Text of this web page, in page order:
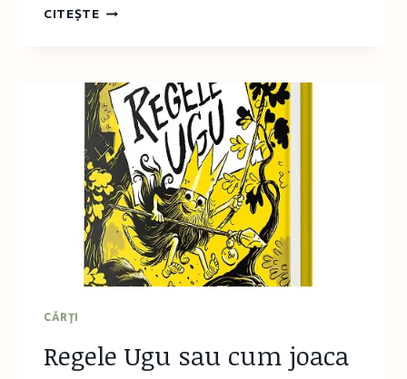
CITEȘTECELE
DE
CRĂCIUN
–
NOUTĂȚI
2018
CĂRŢI
Regele Ugu sau cum joaca